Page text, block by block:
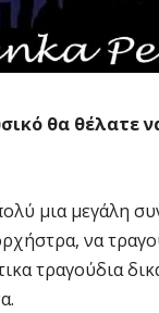
θα θέλατε
μια μεγάλη
να
τραγούδια